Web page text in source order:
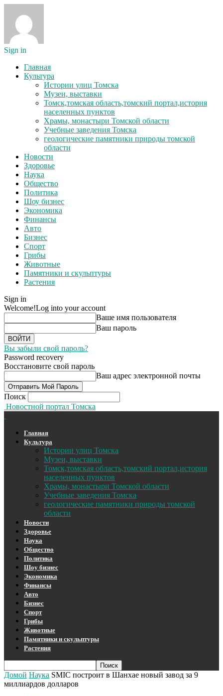
Sign in
Главная
Культура
Истории улиц Томска
Музеи, выставки
Томск,томская область,томский портал,история
населенных пунктов
Храмы, монастыри Томской области
Учебные заведения Томска
геологические памятники природы томской
области
Новости
Здоровье
Наука
Общество
Политика
Шоу бизнес
Экономика
Финансы
Авто
Бизнес
Спорт
Грибы
Животные
Памятники и скульптуры
Растения
Sign in
Welcome!Log into your account
Ваше имя пользователя
Ваш пароль
Вы забыли свой пароль?
Password recovery
Восстановите свой пароль
Ваш адрес электронной почты
Поиск
Новостной портал Томска
Главная
Культура
Истории улиц Томска
Музеи, выставки
Томск,томская область,томский портал,история
населенных пунктов
Храмы, монастыри Томской области
Учебные заведения Томска
геологические памятники природы томской
области
Новости
Здоровье
Наука
Общество
Политика
Шоу бизнес
Экономика
Финансы
Авто
Бизнес
Спорт
Грибы
Животные
Памятники и скульптуры
Растения
Домой Наука SMIC построит в Шанхае новый завод за 9
миллиардов долларов